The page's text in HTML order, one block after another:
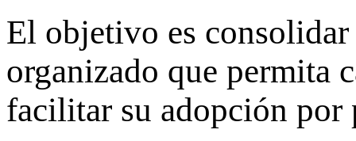
El objetivo es
organizado que permita
facilitar su adopción por